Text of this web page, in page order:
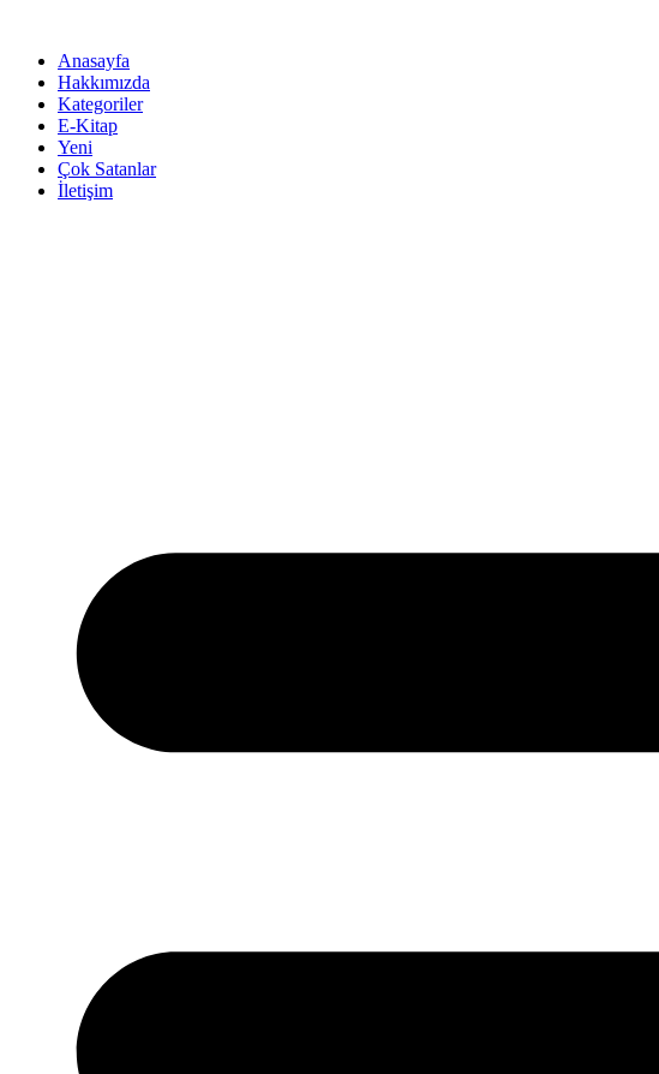
Anasayfa
Hakkımızda
Kategoriler
E-Kitap
Yeni
Çok Satanlar
İletişim